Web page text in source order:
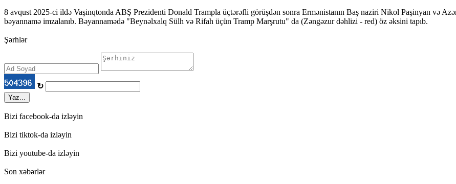
8 avqust 2025-ci ildə Vaşinqtonda ABŞ Prezidenti Donald Trampla üçtərəfli görüşdən sonra Ermənistanın Baş naziri Nikol Paşinyan və
bəyannamə imzalanıb. Bəyannamədə "Beynəlxalq Sülh və Rifah üçün Tramp Marşrutu" da (Zəngəzur dəhlizi - red) öz əksini tapıb.
Şərhlər
↻
Yaz...
Bizi facebook-da izləyin
Bizi tiktok-da izləyin
Bizi youtube-da izləyin
Son xəbərlər